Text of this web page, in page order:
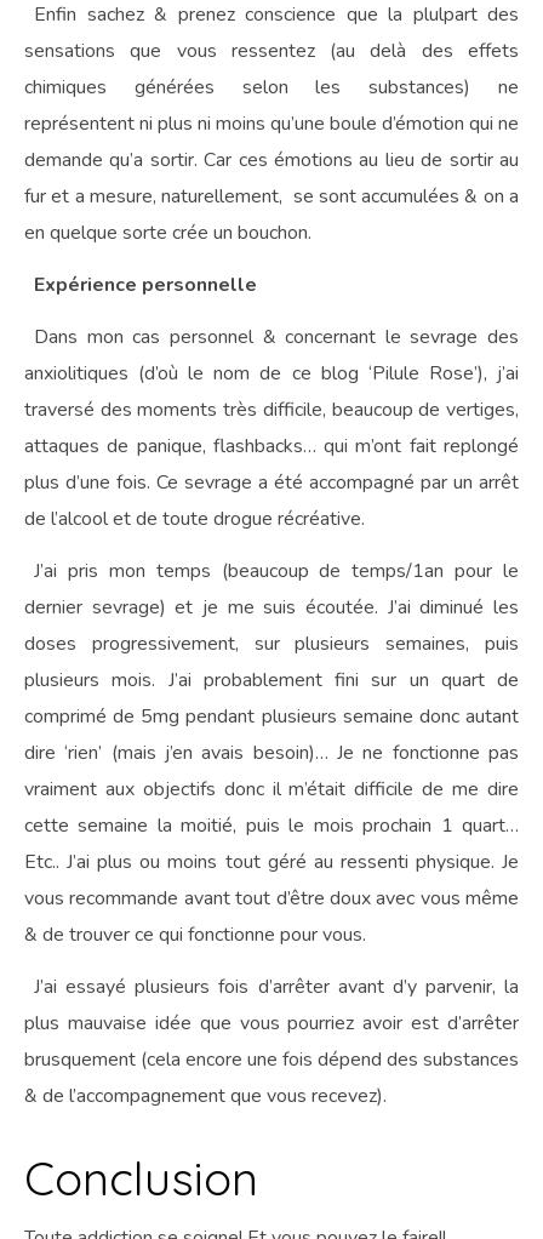
Enfin sachez & prenez conscience que la plulpart des
sensations que vous ressentez (au delà des effets
chimiques générées selon les substances) ne
représentent ni plus ni moins qu’une boule d’émotion qui ne
demande qu’a sortir. Car ces émotions au lieu de sortir au
fur et a mesure, naturellement, se sont accumulées & on a
en quelque sorte crée un bouchon.
Expérience personnelle
Dans mon cas personnel & concernant le sevrage des
anxiolitiques (d’où le nom de ce blog ‘Pilule Rose’), j’ai
traversé des moments très difficile, beaucoup de vertiges,
attaques de panique, flashbacks… qui m’ont fait replongé
plus d’une fois. Ce sevrage a été accompagné par un arrêt
de l’alcool et de toute drogue récréative.
J’ai pris mon temps (beaucoup de temps/1an pour le
dernier sevrage) et je me suis écoutée. J’ai diminué les
doses progressivement, sur plusieurs semaines, puis
plusieurs mois. J’ai probablement fini sur un quart de
comprimé de 5mg pendant plusieurs semaine donc autant
dire ‘rien’ (mais j’en avais besoin)… Je ne fonctionne pas
vraiment aux objectifs donc il m’était difficile de me dire
cette semaine la moitié, puis le mois prochain 1 quart…
Etc.. J’ai plus ou moins tout géré au ressenti physique. Je
vous recommande avant tout d’être doux avec vous même
& de trouver ce qui fonctionne pour vous.
J’ai essayé plusieurs fois d’arrêter avant d’y parvenir, la
plus mauvaise idée que vous pourriez avoir est d’arrêter
brusquement (cela encore une fois dépend des substances
& de l’accompagnement que vous recevez).
Conclusion